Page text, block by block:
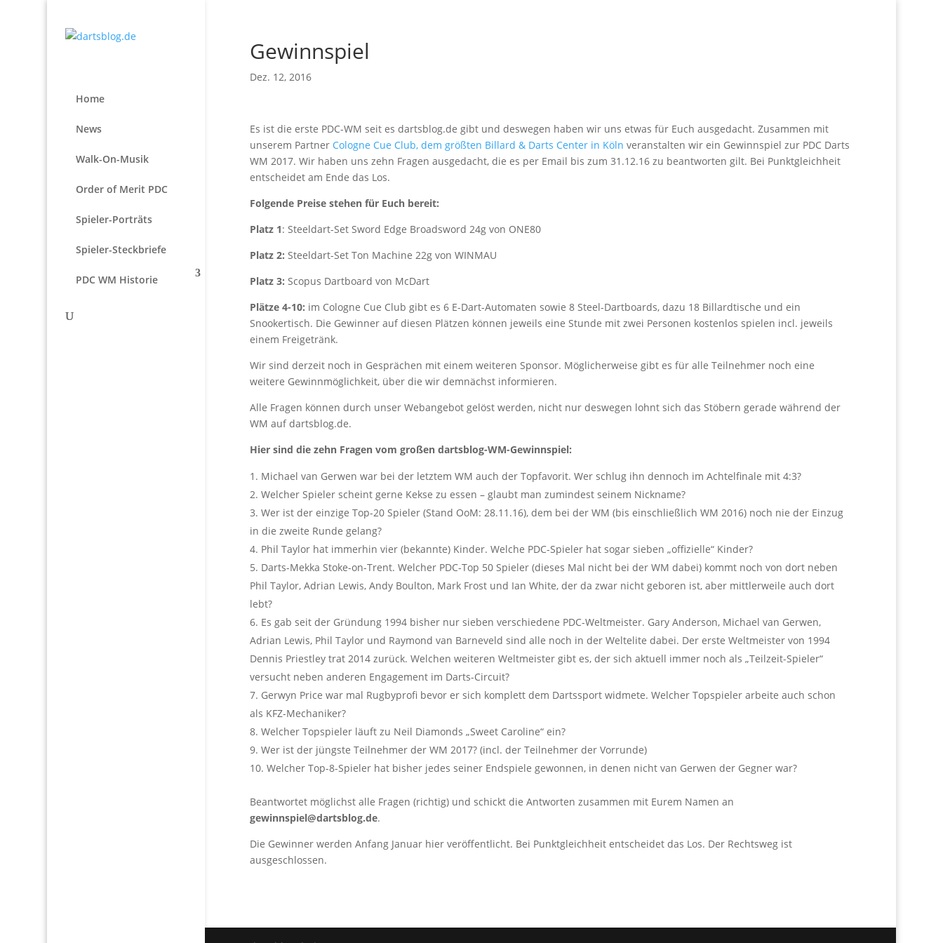
Home
News
Walk-On-Musik
Order of Merit PDC
Spieler-Porträts
Spieler-Steckbriefe
PDC WM Historie
Gewinnspiel
Dez. 12, 2016
Es ist die erste PDC-WM seit es dartsblog.de gibt und deswegen haben wir uns etwas für Euch ausgedacht. Zusammen mit
unserem Partner Cologne Cue Club, dem größten Billard & Darts Center in Köln veranstalten wir ein Gewinnspiel zur PDC Darts
WM 2017. Wir haben uns zehn Fragen ausgedacht, die es per Email bis zum 31.12.16 zu beantworten gilt. Bei Punktgleichheit
entscheidet am Ende das Los.
Folgende Preise stehen für Euch bereit:
Platz 1: Steeldart-Set Sword Edge Broadsword 24g von ONE80
Platz 2: Steeldart-Set Ton Machine 22g von WINMAU
Platz 3: Scopus Dartboard von McDart
Plätze 4-10: im Cologne Cue Club gibt es 6 E-Dart-Automaten sowie 8 Steel-Dartboards, dazu 18 Billardtische und ein
Snookertisch. Die Gewinner auf diesen Plätzen können jeweils eine Stunde mit zwei Personen kostenlos spielen incl. jeweils
einem Freigetränk.
Wir sind derzeit noch in Gesprächen mit einem weiteren Sponsor. Möglicherweise gibt es für alle Teilnehmer noch eine
weitere Gewinnmöglichkeit, über die wir demnächst informieren.
Alle Fragen können durch unser Webangebot gelöst werden, nicht nur deswegen lohnt sich das Stöbern gerade während der
WM auf dartsblog.de.
Hier sind die zehn Fragen vom großen dartsblog-WM-Gewinnspiel:
Michael van Gerwen war bei der letztem WM auch der Topfavorit. Wer schlug ihn dennoch im Achtelfinale mit 4:3?
Welcher Spieler scheint gerne Kekse zu essen – glaubt man zumindest seinem Nickname?
Wer ist der einzige Top-20 Spieler (Stand OoM: 28.11.16), dem bei der WM (bis einschließlich WM 2016) noch nie der Einzug
in die zweite Runde gelang?
Phil Taylor hat immerhin vier (bekannte) Kinder. Welche PDC-Spieler hat sogar sieben „offizielle“ Kinder?
Darts-Mekka Stoke-on-Trent. Welcher PDC-Top 50 Spieler (dieses Mal nicht bei der WM dabei) kommt noch von dort neben
Phil Taylor, Adrian Lewis, Andy Boulton, Mark Frost und Ian White, der da zwar nicht geboren ist, aber mittlerweile auch dort
lebt?
Es gab seit der Gründung 1994 bisher nur sieben verschiedene PDC-Weltmeister. Gary Anderson, Michael van Gerwen,
Adrian Lewis, Phil Taylor und Raymond van Barneveld sind alle noch in der Weltelite dabei. Der erste Weltmeister von 1994
Dennis Priestley trat 2014 zurück. Welchen weiteren Weltmeister gibt es, der sich aktuell immer noch als „Teilzeit-Spieler“
versucht neben anderen Engagement im Darts-Circuit?
Gerwyn Price war mal Rugbyprofi bevor er sich komplett dem Dartssport widmete. Welcher Topspieler arbeite auch schon
als KFZ-Mechaniker?
Welcher Topspieler läuft zu Neil Diamonds „Sweet Caroline“ ein?
Wer ist der jüngste Teilnehmer der WM 2017? (incl. der Teilnehmer der Vorrunde)
Welcher Top-8-Spieler hat bisher jedes seiner Endspiele gewonnen, in denen nicht van Gerwen der Gegner war?
Beantwortet möglichst alle Fragen (richtig) und schickt die Antworten zusammen mit Eurem Namen an
gewinnspiel@dartsblog.de.
Die Gewinner werden Anfang Januar hier veröffentlicht. Bei Punktgleichheit entscheidet das Los. Der Rechtsweg ist
ausgeschlossen.